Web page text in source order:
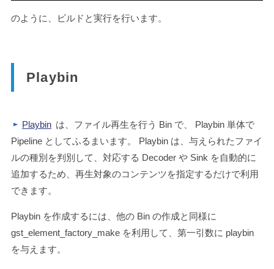
のように、ビルドと実行を行います。
Playbin
Playbin は、ファイル再生を行う Bin で、 Playbin 単体で
Pipeline としてふるまいます。 Playbin は、与えられたファイ
ルの種別を判別して、対応する Decoder や Sink を自動的に
追加するため、再生対象のコンテンツを指定するだけで利用
できます。
Playbin を作成するには、他の Bin の作成と同様に
gst_element_factory_makeを利用して、第一引数に playbin
を与えます。